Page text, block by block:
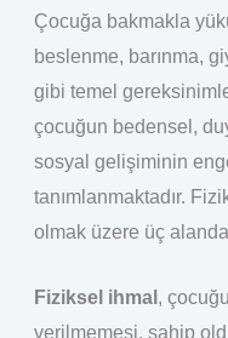
Çocuğa bakmakla
beslenme, barınma,
gibi temel
çocuğun bedensel,
sosyal gelişiminin
tanımlanmaktadır.
olmak üzere üç alanda
Fiziksel ihmal ,
verilmemesi, sahip